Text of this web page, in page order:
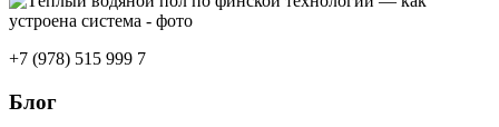
+7 (978) 515 999 7
Блог